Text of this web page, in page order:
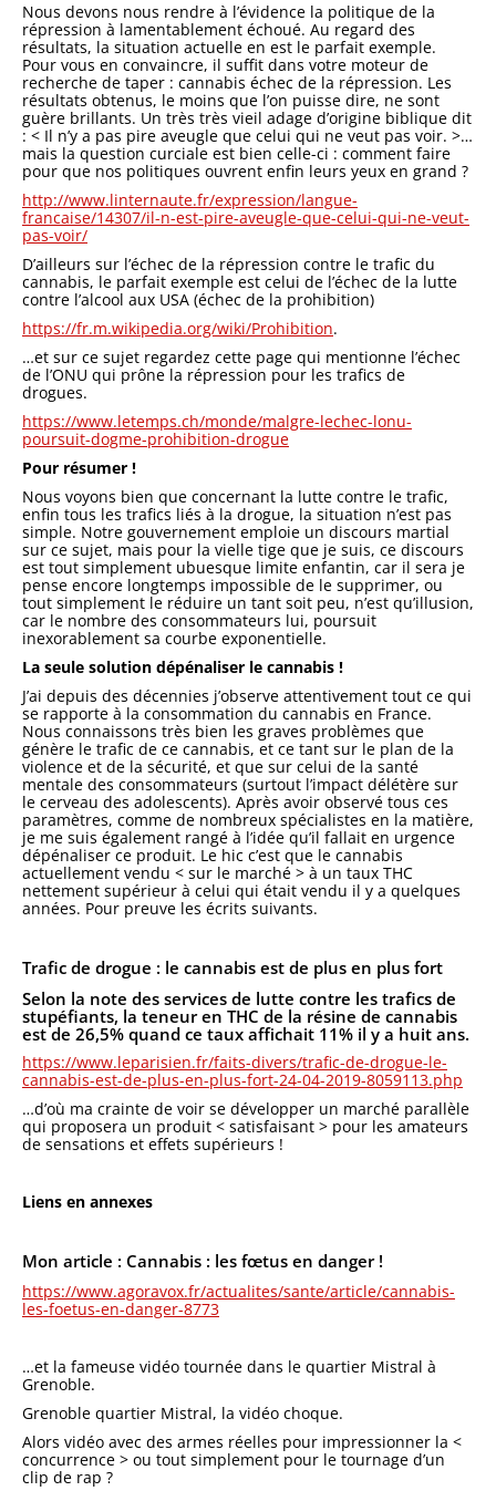
Nous devons nous rendre à l’évidence la politique de la
répression à lamentablement échoué. Au regard des
résultats, la situation actuelle en est le parfait exemple.
Pour vous en convaincre, il suffit dans votre moteur de
recherche de taper : cannabis échec de la répression. Les
résultats obtenus, le moins que l’on puisse dire, ne sont
guère brillants. Un très très vieil adage d’origine biblique dit
: < Il n’y a pas pire aveugle que celui qui ne veut pas voir. >…
mais la question curciale est bien celle-ci : comment faire
pour que nos politiques ouvrent enfin leurs yeux en grand ?
http://www.linternaute.fr/expression/langue-
francaise/14307/il-n-est-pire-aveugle-que-celui-qui-ne-veut-
pas-voir/
D’ailleurs sur l’échec de la répression contre le trafic du
cannabis, le parfait exemple est celui de l’échec de la lutte
contre l’alcool aux USA (échec de la prohibition)
https://fr.m.wikipedia.org/wiki/Prohibition.
…et sur ce sujet regardez cette page qui mentionne l’échec
de l’ONU qui prône la répression pour les trafics de
drogues.
https://www.letemps.ch/monde/malgre-lechec-lonu-
poursuit-dogme-prohibition-drogue
Pour résumer !
Nous voyons bien que concernant la lutte contre le trafic,
enfin tous les trafics liés à la drogue, la situation n’est pas
simple. Notre gouvernement emploie un discours martial
sur ce sujet, mais pour la vielle tige que je suis, ce discours
est tout simplement ubuesque limite enfantin, car il sera je
pense encore longtemps impossible de le supprimer, ou
tout simplement le réduire un tant soit peu, n’est qu’illusion,
car le nombre des consommateurs lui, poursuit
inexorablement sa courbe exponentielle.
La seule solution dépénaliser le cannabis !
J’ai depuis des décennies j’observe attentivement tout ce qui
se rapporte à la consommation du cannabis en France.
Nous connaissons très bien les graves problèmes que
génère le trafic de ce cannabis, et ce tant sur le plan de la
violence et de la sécurité, et que sur celui de la santé
mentale des consommateurs (surtout l’impact délétère sur
le cerveau des adolescents). Après avoir observé tous ces
paramètres, comme de nombreux spécialistes en la matière,
je me suis également rangé à l’idée qu’il fallait en urgence
dépénaliser ce produit. Le hic c’est que le cannabis
actuellement vendu < sur le marché > à un taux THC
nettement supérieur à celui qui était vendu il y a quelques
années. Pour preuve les écrits suivants.
Trafic de drogue : le cannabis est de plus en plus fort
Selon la note des services de lutte contre les trafics de
stupéfiants, la teneur en THC de la résine de cannabis
est de 26,5% quand ce taux affichait 11% il y a huit ans.
https://www.leparisien.fr/faits-divers/trafic-de-drogue-le-
cannabis-est-de-plus-en-plus-fort-24-04-2019-8059113.php
…d’où ma crainte de voir se développer un marché parallèle
qui proposera un produit < satisfaisant > pour les amateurs
de sensations et effets supérieurs !
Liens en annexes
Mon article : Cannabis : les fœtus en danger !
https://www.agoravox.fr/actualites/sante/article/cannabis-
les-foetus-en-danger-8773
…et la fameuse vidéo tournée dans le quartier Mistral à
Grenoble.
Grenoble quartier Mistral, la vidéo choque.
Alors vidéo avec des armes réelles pour impressionner la <
concurrence > ou tout simplement pour le tournage d’un
clip de rap ?